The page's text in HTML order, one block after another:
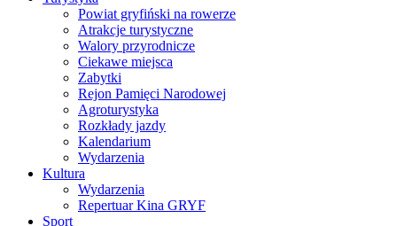
Powiat gryfiński na rowerze
Atrakcje turystyczne
Walory przyrodnicze
Ciekawe miejsca
Zabytki
Rejon Pamięci Narodowej
Agroturystyka
Rozkłady jazdy
Kalendarium
Wydarzenia
Kultura
Wydarzenia
Repertuar Kina GRYF
Sport